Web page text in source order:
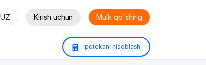
UZ Kirish uchun Mulk qo'shing
Ipotekani hisoblash